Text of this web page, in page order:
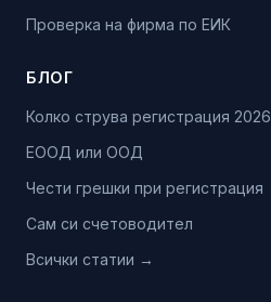
Проверка на фирма по ЕИК
БЛОГ
Колко струва регистрация 2026
ЕООД или ООД
Чести грешки при регистрация
Сам си счетоводител
Всички статии →